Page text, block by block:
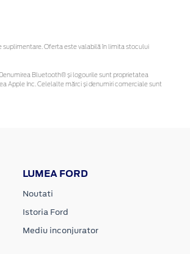
suplimentare. Oferta este valabilă în limita stocului
Bluetooth® și logourile sunt proprietatea
Apple Inc. Celelalte mărci și denumiri comerciale sunt
LUMEA FORD
Noutati
Istoria Ford
Mediu inconjurator